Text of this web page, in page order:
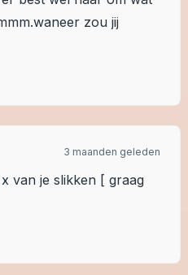
zou jij
3 maanden geleden
van je slikken [ graag